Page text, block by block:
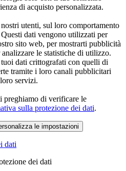
di acquisto personalizzata.
utenti, sul loro comportamento
dati vengono utilizzati per
sito web, per mostrarti pubblicità
le statistiche di utilizzo.
dati crittografati con quelli di
tramite i loro canali pubblicitari
servizi.
preghiamo di verificare le
sulla protezione dei dati.
le impostazioni
dati
dei dati